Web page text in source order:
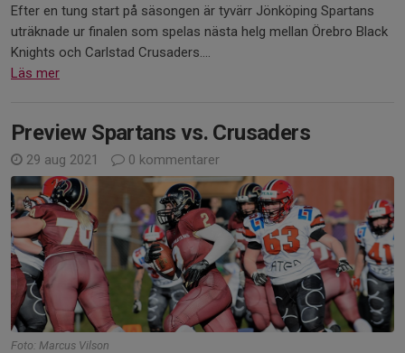
Efter en tung start på säsongen är tyvärr Jönköping Spartans
uträknade ur finalen som spelas nästa helg mellan Örebro Black
Knights och Carlstad Crusaders....
Läs mer
Preview Spartans vs. Crusaders
29 aug 2021 0 kommentarer
Foto: Marcus Vilson